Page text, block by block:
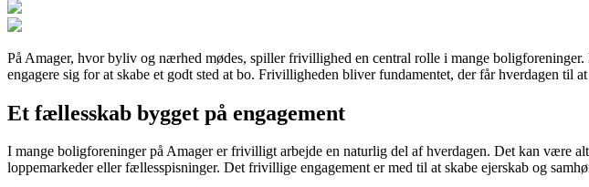
På Amager, hvor byliv og nærhed mødes, spiller frivillighed en central rolle i mange
engagere sig for at skabe et godt sted at bo. Frivilligheden bliver fundamentet, der får hverdagen
Et fællesskab bygget på engagement
I mange boligforeninger på Amager er frivilligt arbejde en naturlig del af hverdagen. Det kan være
loppemarkeder eller fællesspisninger. Det frivillige engagement er med til at skabe ejerskab og